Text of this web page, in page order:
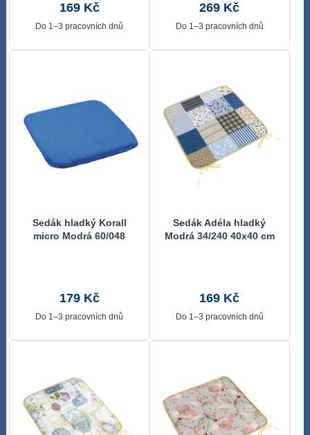
169 Kč
Do 1–3 pracovních dnů
269 Kč
Do 1–3 pracovních dnů
Sedák hladký Korall
micro Modrá 60/048
179 Kč
Do 1–3 pracovních dnů
Sedák Adéla hladký
Modrá 34/240 40x40 cm
169 Kč
Do 1–3 pracovních dnů